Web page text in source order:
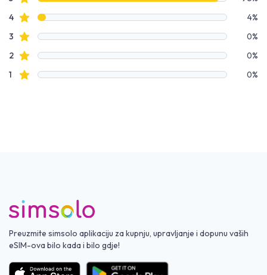
4Recenzije s zvjezdicama
4%
3 Recenzije s zvjezdicama
0%
2Recenzije s zvjezdicama
0%
1 Recenzije s zvjezdicama 0%
Preuzmite simsolo aplikaciju za kupnju, upravljanje i dopunu vaših
eSIM-ova bilo kada i bilo gdje!